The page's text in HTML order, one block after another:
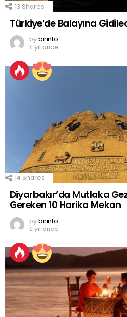
13 Shares
Türkiye’de Balayına
bybirinfo
8 yıl önce
14 Shares
Diyarbakır’da Mutlaka
Gereken 10 Harika Mekan
bybirinfo
8 yıl önce